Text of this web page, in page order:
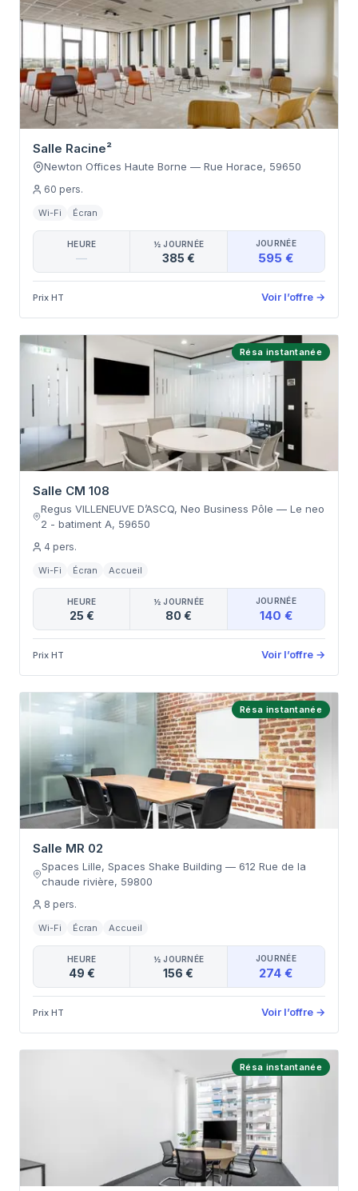
Salle Racine²
Newton Offices Haute Borne — Rue Horace, 59650
60 pers.
Wi-Fi Écran
HEURE
—
½ JOURNÉE
385 €
JOURNÉE
595 €
Prix HT Voir l’offre →
Résa instantanée
Salle CM 108
Regus VILLENEUVE D’ASCQ, Neo Business Pôle — Le neo
2 - batiment A, 59650
4 pers.
Wi-Fi Écran Accueil
HEURE
25 €
½ JOURNÉE
80 €
JOURNÉE
140 €
Prix HT Voir l’offre →
Résa instantanée
Salle MR 02
Spaces Lille, Spaces Shake Building — 612 Rue de la
chaude rivière, 59800
8 pers.
Wi-Fi Écran Accueil
HEURE
49 €
½ JOURNÉE
156 €
JOURNÉE
274 €
Prix HT Voir l’offre →
Résa instantanée